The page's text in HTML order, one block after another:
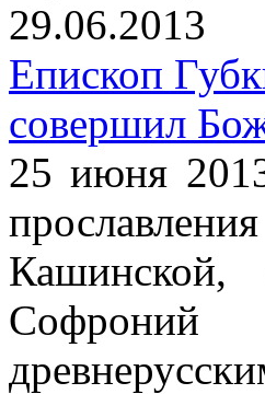
29.06.2013
Епископ
совершил
25 июня
Кашинской,
Софроний